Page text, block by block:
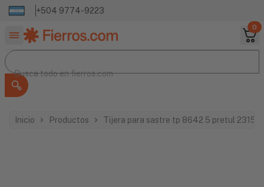
+504 9774-9223
0
Buscar productos
Busca todo en
Busca todo enfierros.com
Inicio Productos Tijera para sastre tp 8642 5 pretul 23152